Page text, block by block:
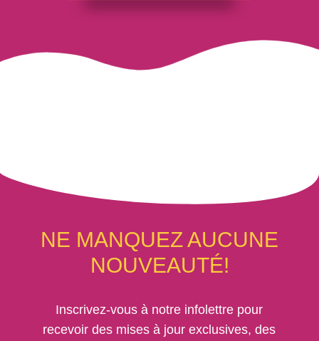
NE MANQUEZ AUCUNE
NOUVEAUTÉ!
Inscrivez-vous à notre infolettre pour
recevoir des mises à jour exclusives, des